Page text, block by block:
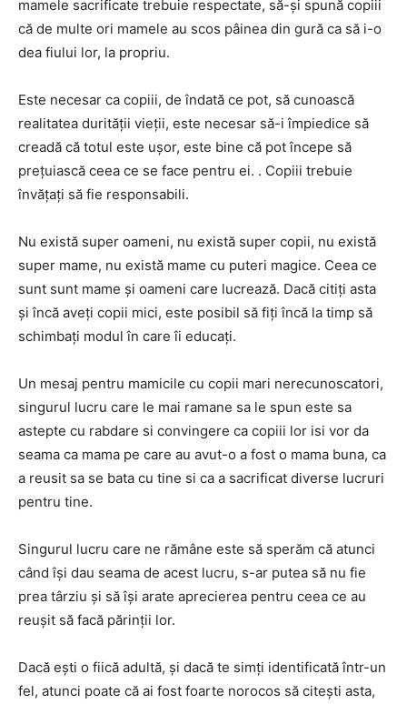
mamele sacrificate trebuie respectate, să-și spună copiii
că de multe ori mamele au scos pâinea din gură ca să i-o
dea fiului lor, la propriu.
Este necesar ca copiii, de îndată ce pot, să cunoască
realitatea durității vieții, este necesar să-i împiedice să
creadă că totul este ușor, este bine că pot începe să
prețuiască ceea ce se face pentru ei. . Copiii trebuie
învățați să fie responsabili.
Nu există super oameni, nu există super copii, nu există
super mame, nu există mame cu puteri magice. Ceea ce
sunt sunt mame și oameni care lucrează. Dacă citiți asta
și încă aveți copii mici, este posibil să fiți încă la timp să
schimbați modul în care îi educați.
Un mesaj pentru mamicile cu copii mari nerecunoscatori,
singurul lucru care le mai ramane sa le spun este sa
astepte cu rabdare si convingere ca copiii lor isi vor da
seama ca mama pe care au avut-o a fost o mama buna, ca
a reusit sa se bata cu tine si ca a sacrificat diverse lucruri
pentru tine.
Singurul lucru care ne rămâne este să sperăm că atunci
când își dau seama de acest lucru, s-ar putea să nu fie
prea târziu și să își arate aprecierea pentru ceea ce au
reușit să facă părinții lor.
Dacă ești o fiică adultă, și dacă te simți identificată într-un
fel, atunci poate că ai fost foarte norocos să citești asta,